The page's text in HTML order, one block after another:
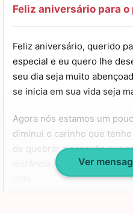
Feliz aniversário para
Feliz aniversário, querido
especial e eu quero lhe
seu dia seja muito
se inicia em sua vida seja
Agora nós estamos um
diminui o carinho que
de quebrar a conexão que
distância. Você sempre
Ver